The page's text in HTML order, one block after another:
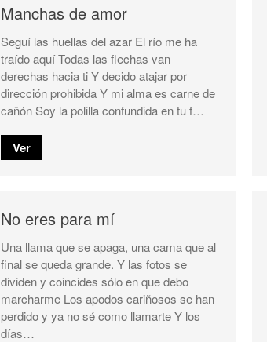
Manchas de amor
Seguí las huellas del azar El río me ha
traído aquí Todas las flechas van
derechas hacia ti Y decido atajar por
dirección prohibida Y mi alma es carne de
cañón Soy la polilla confundida en tu f…
Ver
No eres para mí
Una llama que se apaga, una cama que al
final se queda grande. Y las fotos se
dividen y coincides sólo en que debo
marcharme Los apodos cariñosos se han
perdido y ya no sé como llamarte Y los
días…